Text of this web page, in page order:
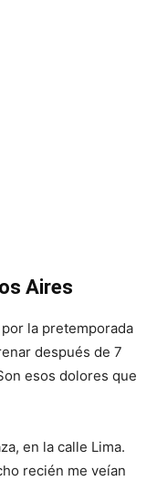
Aires
la pretemporada
después de 7
esos dolores que
en la calle Lima.
recién me veían